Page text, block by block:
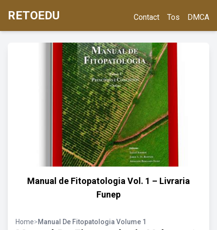
RETOEDU Contact Tos DMCA
Manual de Fitopatologia Vol. 1 – Livraria
Funep
Home>Manual De Fitopatologia Volume 1